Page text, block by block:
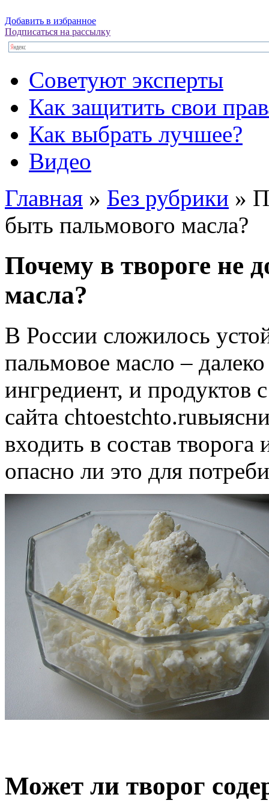
Добавить в избранное
Подписаться на рассылку
Советуют эксперты
Как защитить свои
Как выбрать лучшее?
Видео
Главная » Без рубрики »
быть пальмового масла?
Почему в твороге не
масла?
В России сложилось
пальмовое масло –
ингредиент, и продуктов
сайта
входить в состав
опасно ли это для
Может ли творог